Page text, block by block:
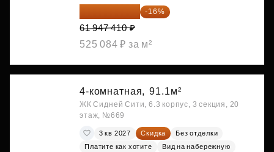
52 035 824 ₽ -16%
61 947 410 ₽
525 084 ₽ за м²
4-комнатная, 91.1м²
ЖК Сидней Сити, 6.3 корпус, 3 секция, 20
этаж, №669
3 кв 2027 Скидка
Без отделки
Платите как хотите
Вид на набережную